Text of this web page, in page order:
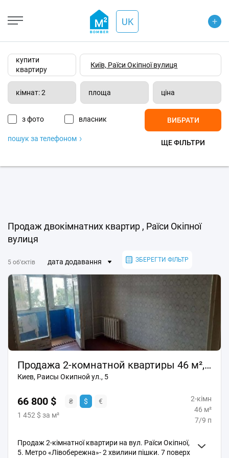
UK +
купити
квартиру
кімнат: 2 площа ціна
з фото власник
пошук за телефоном ЩЕ ФІЛЬТРИ
ВИБРАТИ
Продаж двокімнатних квартир , Раїси Окіпної
вулиця
5 об'єктів дата додавання ЗБЕРЕГТИ ФІЛЬТР
Продажа 2-комнатной квартиры 46 м², Раисы Окипной ул., 5
Киев, Раисы Окипной ул., 5
66 800 $ ₴ $
€
1 452 $ за м²
2-кімн
46 м²
7/9 п
Продаж 2-кімнатної квартири на вул. Раїси Окіпної,
5. Метро «Лівобережна»- 2 хвилини пішки. 7 поверх
Open Street
Wiki-карта
Супутник
Транспорт
+
−